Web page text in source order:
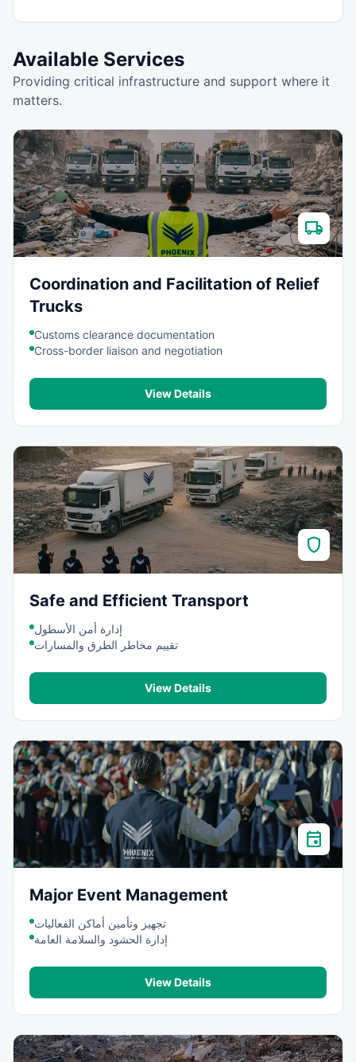
Available Services
Providing critical infrastructure and support where it
matters.
local_shipping
Coordination and Facilitation of Relief
Trucks
Customs clearance documentation
Cross-border liaison and negotiation
View Details
shield
Safe and Efficient Transport
إدارة أمن الأسطول
تقييم مخاطر الطرق والمسارات
View Details
event
Major Event Management
تجهيز وتأمين أماكن الفعاليات
إدارة الحشود والسلامة العامة
View Details